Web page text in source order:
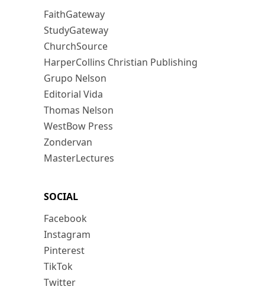
FaithGateway
StudyGateway
ChurchSource
HarperCollins Christian Publishing
Grupo Nelson
Editorial Vida
Thomas Nelson
WestBow Press
Zondervan
MasterLectures
SOCIAL
Facebook
Instagram
Pinterest
TikTok
Twitter